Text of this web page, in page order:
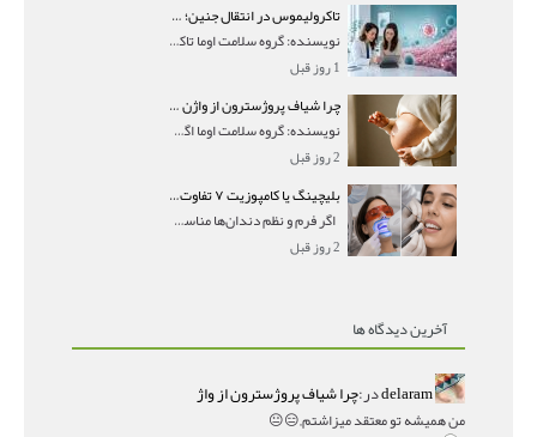
تاکرولیموس در انتقال جنین؛ آیا شانس لانه‌گزینی را افزایش می‌دهد؟
نویسنده: گروه سلامت اوما تاکرولیموس در انتقال جنین
1 روز قبل
چرا شیاف پروژسترون از واژن بیرون می‌ریزد؟ میزان جذب و زمان صحیح مصرف
نویسنده: گروه سلامت اوما اگر بعد از گذاشتن شیاف پر
2 روز قبل
بلیچینگ یا کامپوزیت ۷ تفاوت مهم برای انتخاب درست
اگر فرم و نظم دندان‌ها مناسب است و مشکل
2 روز قبل
آخرین دیدگاه ها
delaramدر:چرا شیاف پروژسترون از واژ
من همیشه تو معتقد میزاشتم,,😑😐